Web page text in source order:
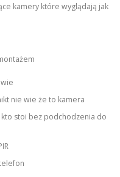
kamery które wyglądają jak
nie wie że to kamera
kto stoi bez podchodzenia do